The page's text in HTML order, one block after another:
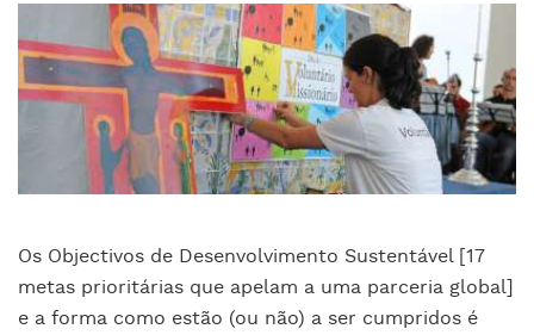
Os Objectivos de Desenvolvimento Sustentável [17
metas prioritárias que apelam a uma parceria global]
e a forma como estão (ou não) a ser cumpridos é